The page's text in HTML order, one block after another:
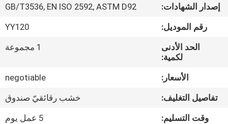
معلومات
في
المعمل
إصدار الشهادات:
GB/T3536, EN ISO 2592, ASTM D92
رقم الموديل:
YY120
الحد الأدنى
لكمية:
1 مجموعة
الأسعار:
negotiable
تفاصيل التغليف:
خشب رقائقيّ صندوق
وقت التسليم:
5 عمل يوم